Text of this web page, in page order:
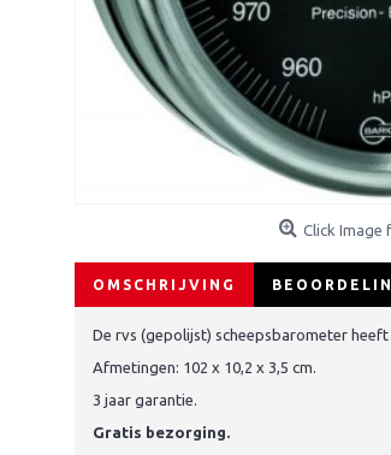
Click Image
OMSCHRIJVING
De rvs (gepolijst) scheepsbarometer
Afmetingen: 102 x 10,2 x 3,5 cm.
3 jaar garantie.
Gratis bezorging.